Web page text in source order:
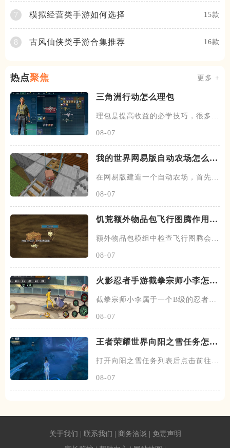
7 模拟经营类手游如何选择 15款
8 古风仙侠类手游合集推荐 16款
热点聚焦 更多 +
三角洲行动怎么理包
理包是提高收益的必学技巧，很多玩
08-07
我的世界网易版自动农场怎么建
在网易版建造一个自动农场，首先找
08-07
饥荒额外物品包飞行图腾作用是
额外物品包模组中检查飞行图腾会显
08-07
火影忍者手游截拳宗师小李怎么
截拳宗师小李属于一个B级的忍者，
08-07
王者荣耀世界向阳之雪任务怎么
打开向阳之雪任务列表后点击前往探
08-07
关于我们 联系我们 商务洽谈
免责声明